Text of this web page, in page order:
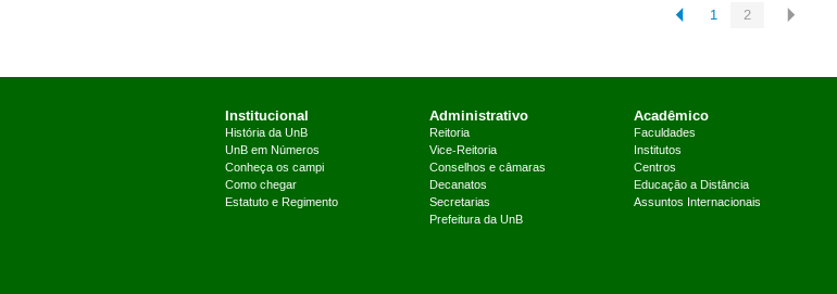
1 2
Institucional
História da UnB
UnB em Números
Conheça os campi
Como chegar
Estatuto e Regimento
Administrativo
Reitoria
Vice-Reitoria
Conselhos e câmaras
Decanatos
Secretarias
Prefeitura da UnB
Acadêmico
Faculdades
Institutos
Centros
Educação a Distância
Assuntos Internacionais